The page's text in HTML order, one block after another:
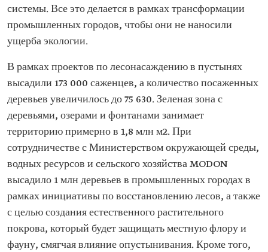
системы. Все это делается в рамках трансформации
промышленных городов, чтобы они не наносили
ущерба экологии.
В рамках проектов по лесонасаждению в пустынях
высадили 173 000 саженцев, а количество посаженных
деревьев увеличилось до 75 630. Зеленая зона с
деревьями, озерами и фонтанами занимает
территорию примерно в 1,8 млн м2. При
сотрудничестве с Министерством окружающей среды,
водных ресурсов и сельского хозяйства MODON
высадило 1 млн деревьев в промышленных городах в
рамках инициативы по восстановлению лесов, а также
с целью создания естественного растительного
покрова, который будет защищать местную флору и
фауну, смягчая влияние опустынивания. Кроме того,